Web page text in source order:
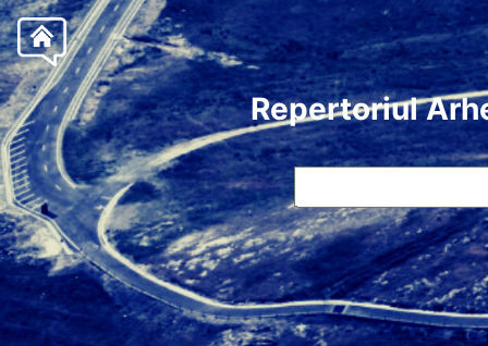
Repertoriul